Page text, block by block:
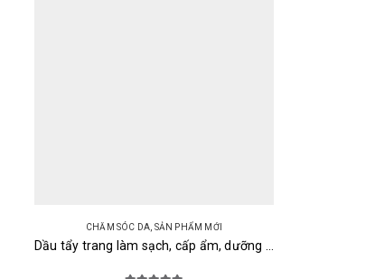
CHĂM SÓC DA, SẢN PHẨM MỚI
Dầu tẩy trang làm sạch, cấp ẩm, dưỡng sáng da Olive & Argan Deve Cleansing Oil Kumano 200ml Nhật